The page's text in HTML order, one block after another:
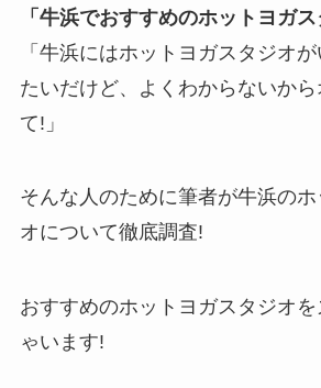
「牛浜でおすすめのホットヨガス
「牛浜にはホットヨガスタジオ
たいだけど、よくわからないから
て!」
そんな人のために筆者が牛浜の
オについて徹底調査!
おすすめのホットヨガスタジオ
ゃいます!